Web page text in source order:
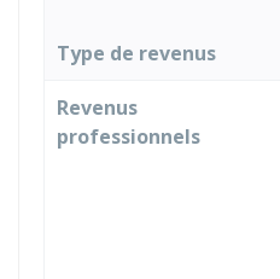
Type de revenus
Revenus
professionnels